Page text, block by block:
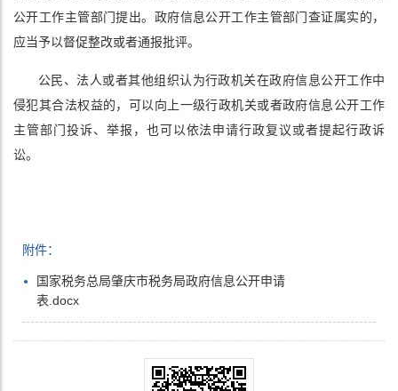
公开工作主管部门提出。政府信息公开工作主管部门查证属实的，
应当予以督促整改或者通报批评。
公民、法人或者其他组织认为行政机关在政府信息公开工作中
侵犯其合法权益的，可以向上一级行政机关或者政府信息公开工作
主管部门投诉、举报，也可以依法申请行政复议或者提起行政诉
讼。
附件：
国家税务总局肇庆市税务局政府信息公开申请
表.docx